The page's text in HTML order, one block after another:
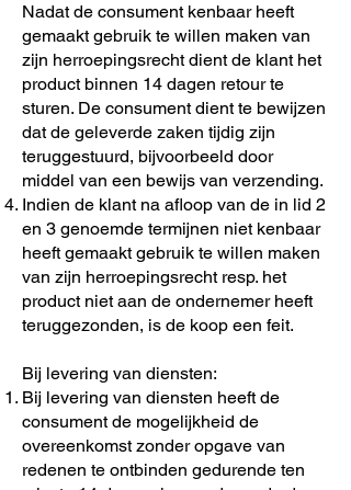
Nadat de consument kenbaar heeft
gemaakt gebruik te willen maken van
zijn herroepingsrecht dient de klant het
product binnen 14 dagen retour te
sturen. De consument dient te bewijzen
dat de geleverde zaken tijdig zijn
teruggestuurd, bijvoorbeeld door
middel van een bewijs van verzending.
Indien de klant na afloop van de in lid 2
en 3 genoemde termijnen niet kenbaar
heeft gemaakt gebruik te willen maken
van zijn herroepingsrecht resp. het
product niet aan de ondernemer heeft
teruggezonden, is de koop een feit.
Bij levering van diensten:
Bij levering van diensten heeft de
consument de mogelijkheid de
overeenkomst zonder opgave van
redenen te ontbinden gedurende ten